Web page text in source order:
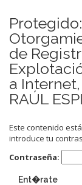
de
a
RAÚL
Este contenido
introduce tu
Contraseña:
Ent�rate